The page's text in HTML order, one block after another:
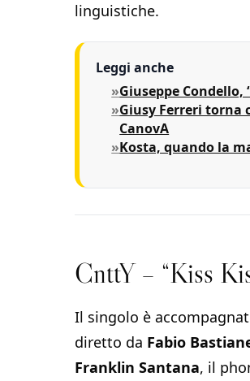
linguistiche.
Leggi anche
Giuseppe
Giusy Ferreri torna
CanovA
Kosta, quando la
CnttY – “Kiss
Il singolo è
diretto da Fabio
Franklin Santana, il